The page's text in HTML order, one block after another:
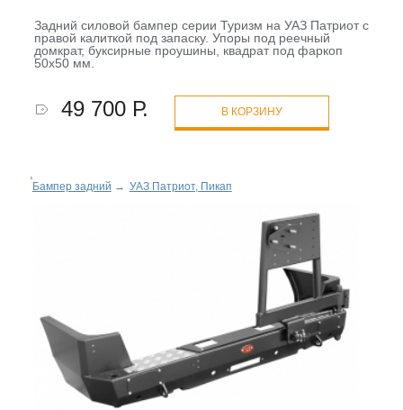
Задний силовой бампер серии Туризм на УАЗ Патриот с
правой калиткой под запаску. Упоры под реечный
домкрат, буксирные проушины, квадрат под фаркоп
50х50 мм.
49 700 Р. В КОРЗИНУ
Бампер задний → УАЗ Патриот, Пикап